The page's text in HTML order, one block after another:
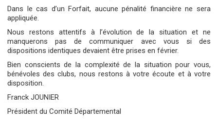
Dans le cas d’un Forfait, aucune pénalité financière ne sera
appliquée.
Nous restons attentifs à l’évolution de la situation et ne
manquerons pas de communiquer avec vous si des
dispositions identiques devaient être prises en février.
Bien conscients de la complexité de la situation pour vous,
bénévoles des clubs, nous restons à votre écoute et à votre
disposition.
Franck JOUNIER
Président du Comité Départemental